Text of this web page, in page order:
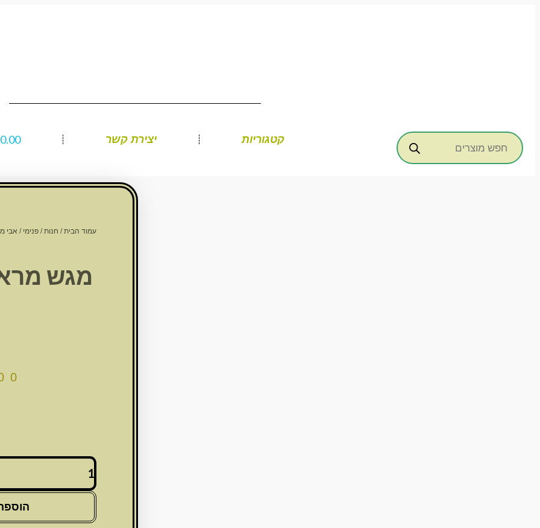
Products
search
קטגוריות יצירת קשר 0.00
עמוד הבית/ חנות/ פנימי / אבי
מגש
כמות
של
מגש
שבת